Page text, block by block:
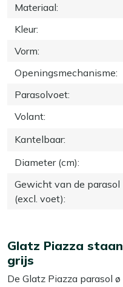
Materiaal:
Kleur:
Vorm:
Openingsmechanisme:
Parasolvoet:
Volant:
Kantelbaar:
Diameter (cm):
Gewicht van de parasol
(excl. voet):
Glatz Piazza
grijs
De Glatz Piazza parasol